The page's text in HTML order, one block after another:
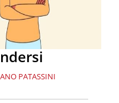
PATASSINI